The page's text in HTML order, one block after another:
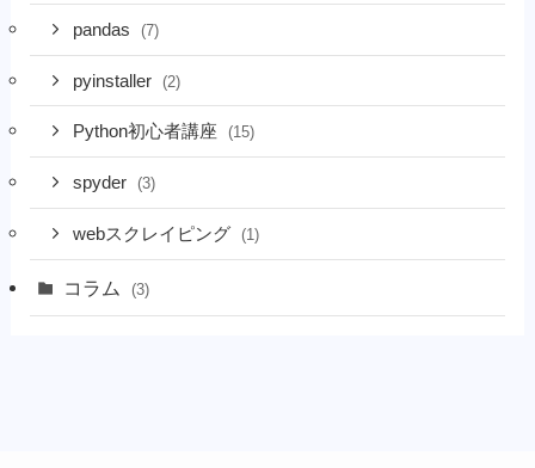
pandas (7)
pyinstaller (2)
Python初心者講座 (15)
spyder (3)
webスクレイピング (1)
コラム (3)